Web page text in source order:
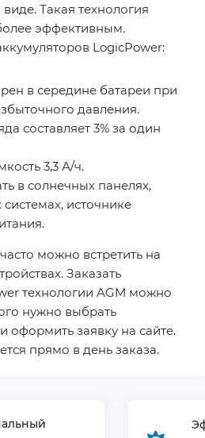
Такая технология
эффективным.
LogicPower:
в середине батареи при
давления.
составляет 3% за один
3,3 А/ч.
в солнечных панелях,
источнике
можно встретить на
Заказать
технологии AGM можно
нужно выбрать
заявку на сайте.
прямо в день заказа.